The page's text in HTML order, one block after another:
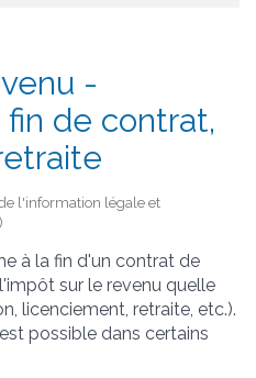
-
de contrat,
l'information légale et
à la fin d'un contrat de
sur le revenu quelle
licenciement, retraite, etc.).
possible dans certains